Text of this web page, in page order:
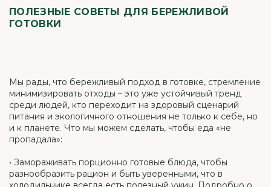
ПОЛЕЗНЫЕ СОВЕТЫ ДЛЯ БЕРЕЖЛИВОЙ
ГОТОВКИ
Мы рады, что бережливый подход в готовке, стремление
минимизировать отходы – это уже устойчивый тренд
среди людей, кто переходит на здоровый сценарий
питания и экологичного отношения не только к себе, но
и к планете. Что мы можем сделать, чтобы еда «не
пропадала»:
• Замораживать порционно готовые блюда, чтобы
разнообразить рацион и быть уверенными, что в